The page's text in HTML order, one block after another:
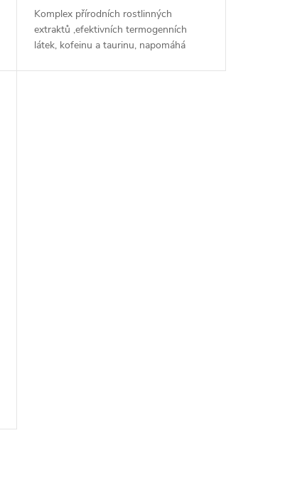
Komplex přírodních rostlinných
extraktů ,efektivních termogenních
látek, kofeinu a taurinu, napomáhá